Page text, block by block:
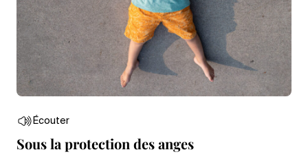
Écouter
Sous la protection des anges